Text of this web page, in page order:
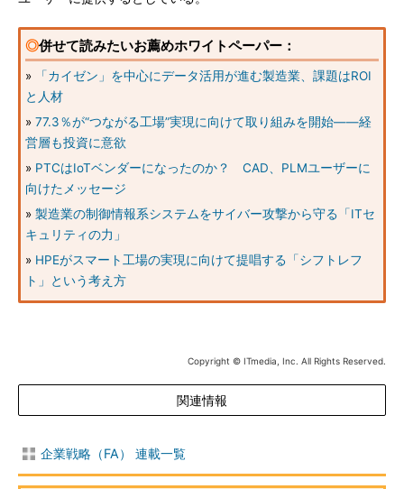
◎併せて読みたいお薦めホワイトペーパー：
»
「カイゼン」を中心にデータ活用が進む製造業、課題はROI
と人材
» 77.3％が“つながる工場”実現に向けて取り組みを開始――経
営層も投資に意欲
» PTCはIoTベンダーになったのか？ CAD、PLMユーザーに
向けたメッセージ
» 製造業の制御情報系システムをサイバー攻撃から守る「ITセ
キュリティの力」
» HPEがスマート工場の実現に向けて提唱する「シフトレフ
ト」という考え方
Copyright © ITmedia, Inc. All Rights Reserved.
関連情報
企業戦略（FA） 連載一覧